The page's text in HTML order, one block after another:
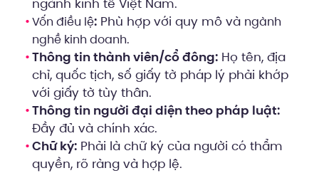
Vốn điều lệ: Phù hợp với quy mô và ngành
nghề kinh doanh.
Thông tin thành viên/cổ đông: Họ tên, địa
chỉ, quốc tịch, số giấy tờ pháp lý phải khớp
với giấy tờ tùy thân.
Thông tin người đại diện theo pháp luật:
Đầy đủ và chính xác.
Chữ ký: Phải là chữ ký của người có thẩm
quyền, rõ ràng và hợp lệ.